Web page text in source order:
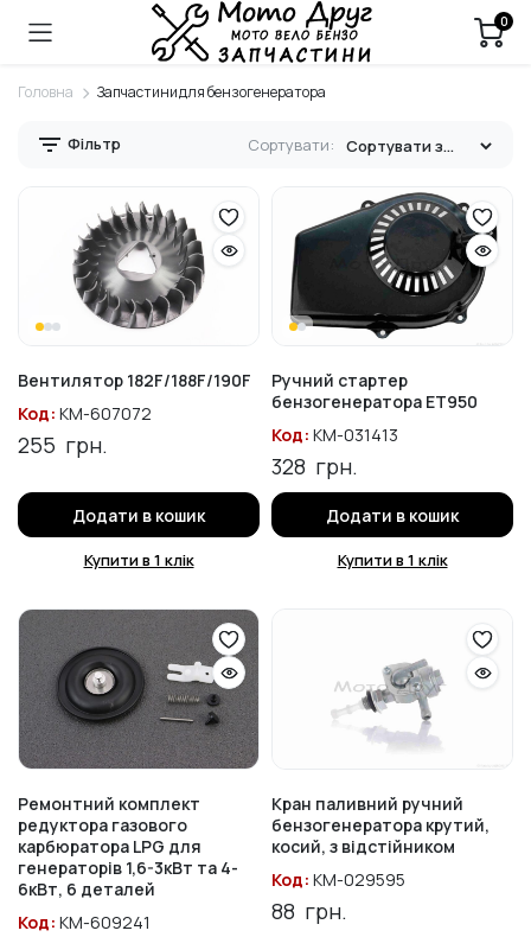
0
Головна Запчастини для бензогенератора
Фільтр Сортувати:
Вентилятор 182F/188F/190F
Код: KM-607072
255 грн.
Додати в кошик
Купити в 1 клік
Ручний стартер
бензогенератора ET950
Код: KM-031413
328 грн.
Додати в кошик
Купити в 1 клік
Ремонтний комплект
редуктора газового
карбюратора LPG для
генераторів 1,6-3кВт та 4-
6кВт, 6 деталей
Код: KM-609241
Кран паливний ручний
бензогенератора крутий,
косий, з відстійником
Код: KM-029595
88 грн.